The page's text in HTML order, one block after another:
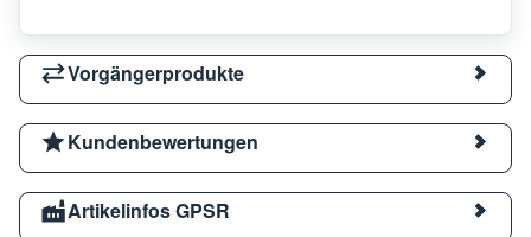
Vorgängerprodukte
Kundenbewertungen
Artikelinfos GPSR